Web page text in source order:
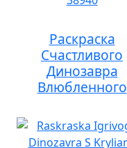
Раскраска
Счастливого
Динозавра
Влюбленного